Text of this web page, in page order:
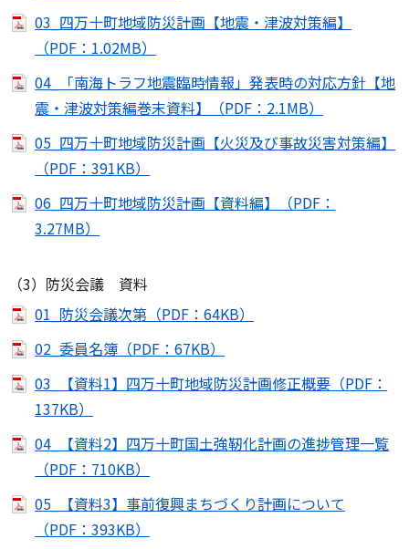
03_四万十町地域防災計画【地震・津波対策編】
（PDF：1.02MB）
04_「南海トラフ地震臨時情報」発表時の対応方針【地
震・津波対策編巻末資料】（PDF：2.1MB）
05_四万十町地域防災計画【火災及び事故災害対策編】
（PDF：391KB）
06_四万十町地域防災計画【資料編】（PDF：
3.27MB）
（3）防災会議 資料
01_防災会議次第（PDF：64KB）
02_委員名簿（PDF：67KB）
03_【資料1】四万十町地域防災計画修正概要（PDF：
137KB）
04_【資料2】四万十町国土強靭化計画の進捗管理一覧
（PDF：710KB）
05_【資料3】事前復興まちづくり計画について
（PDF：393KB）